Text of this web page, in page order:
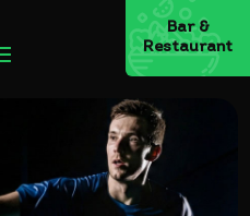
Bar &
Restaurant